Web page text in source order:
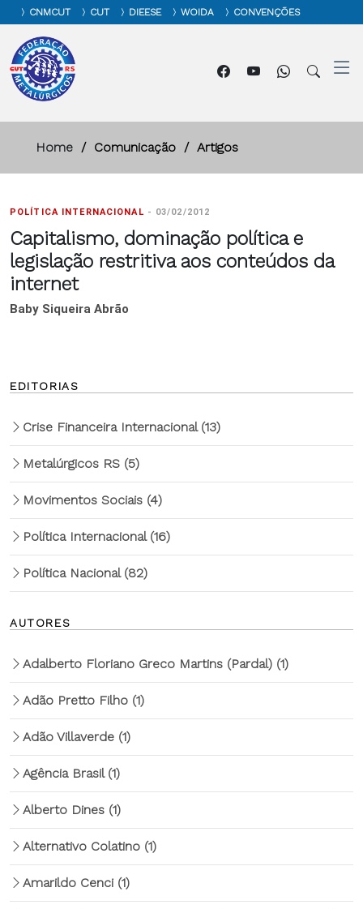
CNMCUT CUT DIEESE WOIDA CONVENÇÕES
Home Comunicação Artigos
POLÍTICA INTERNACIONAL - 03/02/2012
Capitalismo, dominação política e
legislação restritiva aos conteúdos da
internet
Baby Siqueira Abrão
EDITORIAS
Crise Financeira Internacional (13)
Metalúrgicos RS (5)
Movimentos Sociais (4)
Política Internacional (16)
Política Nacional (82)
AUTORES
Adalberto Floriano Greco Martins (Pardal) (1)
Adão Pretto Filho (1)
Adão Villaverde (1)
Agência Brasil (1)
Alberto Dines (1)
Alternativo Colatino (1)
Amarildo Cenci (1)